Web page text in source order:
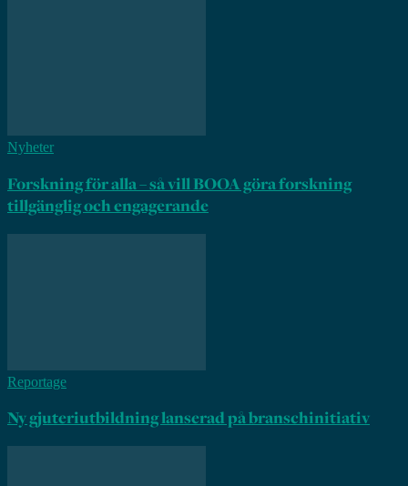
Nyheter
Forskning för alla – så vill BOOA göra forskning
tillgänglig och engagerande
Reportage
Ny gjuteriutbildning lanserad på branschinitiativ